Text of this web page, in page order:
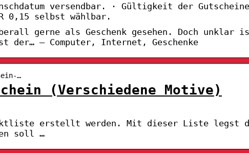
versendbar. · Gültigkeit der
0,15 selbst wählbar.
gerne als Geschenk gesehen. Doch
– Computer, Internet, Geschenke
…
(Verschiedene Motive)
erstellt werden. Mit dieser Liste
soll …